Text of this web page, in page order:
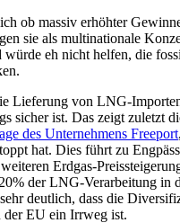
ob massiv erhöhter
sie als multinationale
würde eh nicht helfen, die
Lieferung von LNG-
sicher ist. Das zeigt zuletzt
des Unternehmens Freeport
hat. Dies führt zu
Erdgas-
der LNG-Verarbeitung in
deutlich, dass die
der EU ein Irrweg ist.